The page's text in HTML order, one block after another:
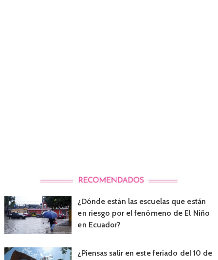
¿Dónde están las escuelas que están
en riesgo por el fenómeno de El Niño
en Ecuador?
¿Piensas salir en este feriado del 10 de